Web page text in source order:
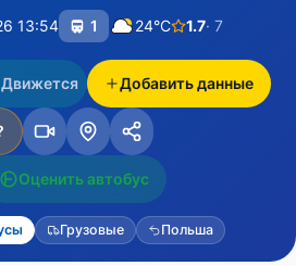
13:54 1 24°C 1.7· 7
Движется Добавить данные
Оценить автобус
Грузовые Польша